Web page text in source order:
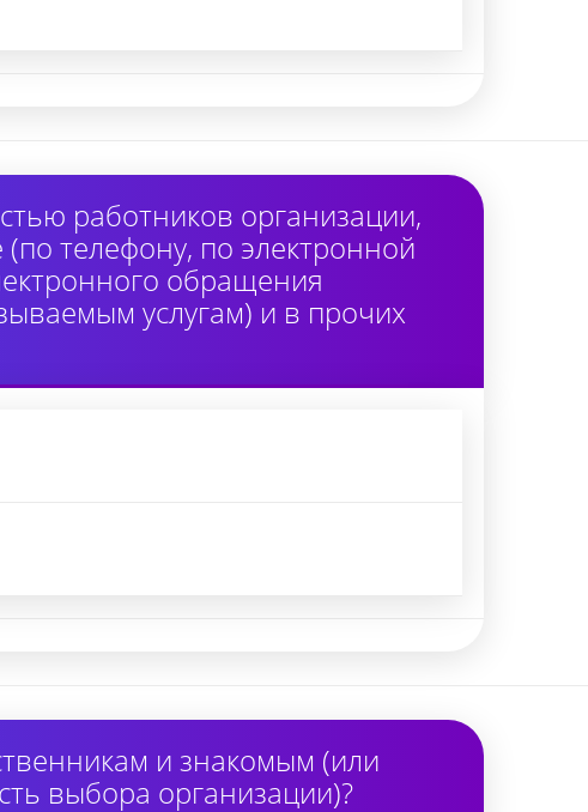
работников организации,
телефону, по электронной
обращения
услугам) и в прочих
и знакомым (или
выбора организации)?